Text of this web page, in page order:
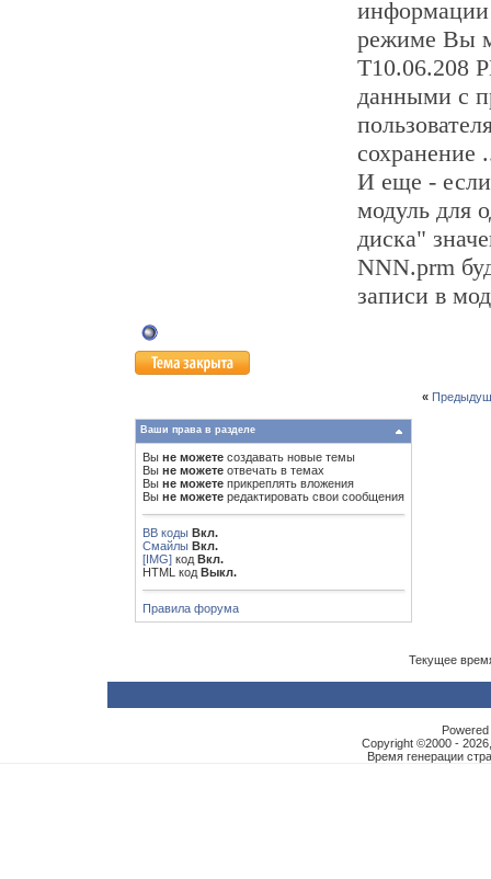
информации
режиме Вы
Т10.06.208
данными с
сохранение
И еще -
модуль для
диска"
NNN.prm
записи в
«
Ваши права в разделе
Вы не можете создавать новые темы
Вы не можете отвечать в темах
Вы не можете прикреплять вложения
Вы не можете редактировать свои сообщения
BB коды Вкл.
Смайлы Вкл.
[IMG] код Вкл.
HTML код Выкл.
Правила форума
Текущее
Copyright ©2000 -
Время генерации